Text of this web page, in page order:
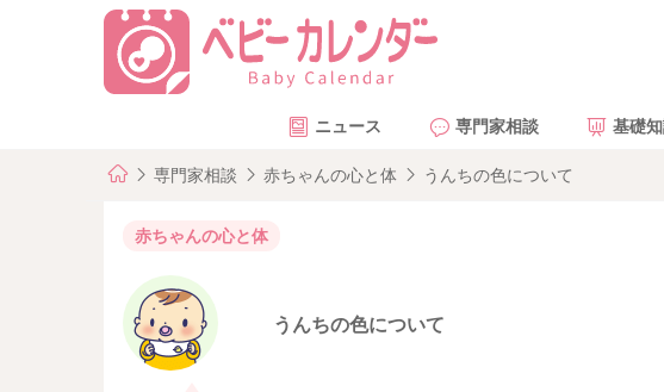
ニュース 専門家相談 基礎
専門家相談 赤ちゃんの心と体 うんちの色について
赤ちゃんの心と体
うんちの色について